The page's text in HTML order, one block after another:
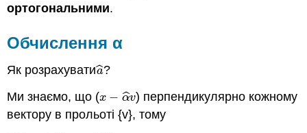
ортогональними.
Обчислення α
Як розрахуватиa
ˆ
a^
?
Ми знаємо, що (x − α
ˆv
x−α ^v ) перпендикулярно кожному
вектору в прольоті {v}, тому